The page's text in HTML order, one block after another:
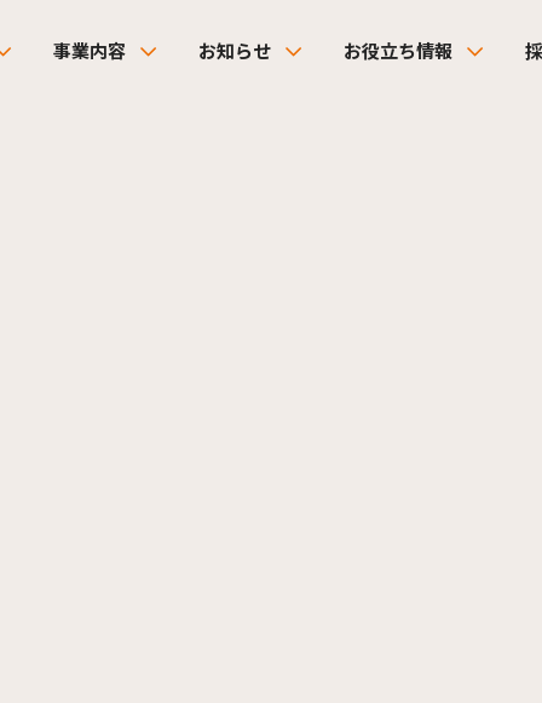
事業内容 お知らせ お役立ち情報